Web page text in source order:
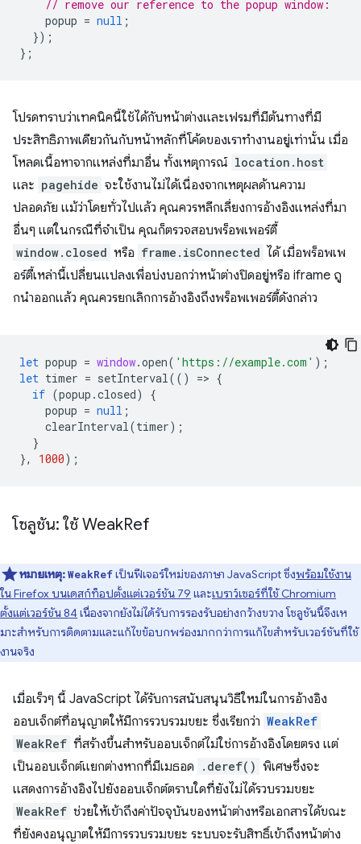
// remove our reference to the popup window:
popup = null ;
});
};
โปรดทราบว่าเทคนิคนี้ใช้ได้กับหน้าต่างและเฟรมที่มีต้นทางที่มี
ประสิทธิภาพเดียวกันกับหน้าหลักที่โค้ดของเราทํางานอยู่เท่านั้น เมื่อ
โหลดเนื้อหาจากแหล่งที่มาอื่น ทั้งเหตุการณ์ location.host
และ pagehide จะใช้งานไม่ได้เนื่องจากเหตุผลด้านความ
ปลอดภัย แม้ว่าโดยทั่วไปแล้ว คุณควรหลีกเลี่ยงการอ้างอิงแหล่งที่มา
อื่นๆ แต่ในกรณีที่จําเป็น คุณก็ตรวจสอบพร็อพเพอร์ตี้
window.closed หรือ frame.isConnected ได้ เมื่อพร็อพเพ
อร์ตี้เหล่านี้เปลี่ยนแปลงเพื่อบ่งบอกว่าหน้าต่างปิดอยู่หรือ iframe ถู
กนําออกแล้ว คุณควรยกเลิกการอ้างอิงถึงพร็อพเพอร์ตี้ดังกล่าว
let popup = window.open( 'https://example.com' );
let timer = setInterval(() => {
if (popup .closed)
{
popup = null ;
clearInterval(timer);
}
},
1000);
โซลูชัน: ใช้ WeakRef
หมายเหตุ:WeakRefเป็นฟีเจอร์ใหม่ของภาษา JavaScript ซึ่งพร้อมใช้งาน
ใน Firefox บนเดสก์ท็อปตั้งแต่เวอร์ชัน 79 และเบราว์เซอร์ที่ใช้ Chromium
ตั้งแต่เวอร์ชัน 84เนื่องจากยังไม่ได้รับการรองรับอย่างกว้างขวาง โซลูชันนี้จึงเห
มาะสําหรับการติดตามและแก้ไขข้อบกพร่องมากกว่าการแก้ไขสําหรับเวอร์ชันที่ใช้
งานจริง
เมื่อเร็วๆ นี้ JavaScript ได้รับการสนับสนุนวิธีใหม่ในการอ้างอิง
ออบเจ็กต์ที่อนุญาตให้มีการรวบรวมขยะ ซึ่งเรียกว่า WeakRef
WeakRef ที่สร้างขึ้นสำหรับออบเจ็กต์ไม่ใช่การอ้างอิงโดยตรง แต่
เป็นออบเจ็กต์แยกต่างหากที่มีเมธอด
.deref() พิเศษซึ่งจะ
แสดงการอ้างอิงไปยังออบเจ็กต์ตราบใดที่ยังไม่ได้รวบรวมขยะ
WeakRef ช่วยให้เข้าถึงค่าปัจจุบันของหน้าต่างหรือเอกสารได้ขณะ
ที่ยังคงอนุญาตให้มีการรวบรวมขยะ ระบบจะรับสิทธิ์เข้าถึงหน้าต่าง